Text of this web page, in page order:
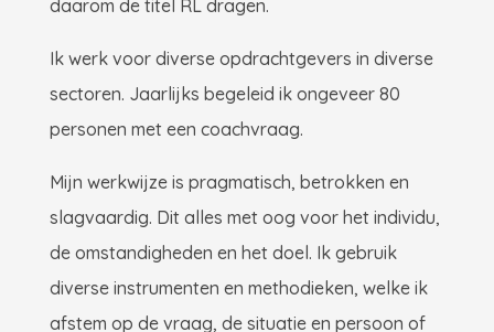
daarom de titel RL dragen.
Ik werk voor diverse opdrachtgevers in diverse
sectoren. Jaarlijks begeleid ik ongeveer 80
personen met een coachvraag.
Mijn werkwijze is pragmatisch, betrokken en
slagvaardig. Dit alles met oog voor het individu,
de omstandigheden en het doel. Ik gebruik
diverse instrumenten en methodieken, welke ik
afstem op de vraag, de situatie en persoon of